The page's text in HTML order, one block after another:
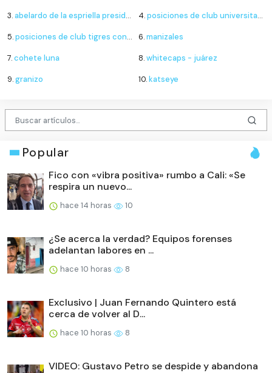
3.abelardo de la espriella presidente 4.posiciones de club universitario de deportes contra sporting cristal
5.posiciones de club tigres contra minnesota united 6.manizales
7.cohete luna 8.whitecaps - juárez
9.granizo 10.katseye
Popular
Fico con «vibra positiva» rumbo a Cali: «Se
respira un nuevo...
hace 14 horas 10
¿Se acerca la verdad? Equipos forenses
adelantan labores en ...
hace 10 horas 8
Exclusivo | Juan Fernando Quintero está
cerca de volver al D...
hace 10 horas 8
VIDEO: Gustavo Petro se despide y abandona